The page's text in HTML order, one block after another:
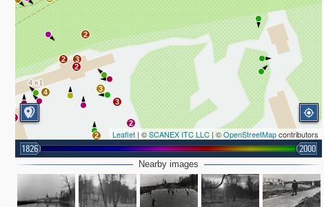
3
2
4
2
2
2
5
2
2
3
3
2
Leaflet | ©SCANEX ITC LLC | ©OpenStreetMapcontributors
1826 2000
Nearby images